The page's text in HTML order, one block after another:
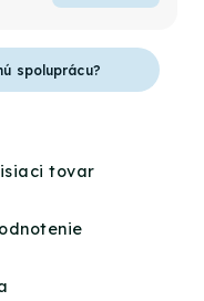
spoluprácu?
tovar